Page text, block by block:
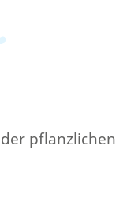
pflanzlichen